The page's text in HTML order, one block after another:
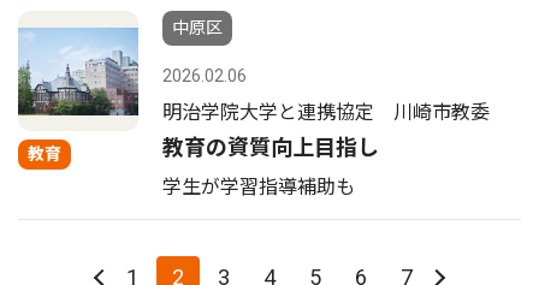
教育
中原区
2026.02.06
明治学院大学と連携協定 川崎市教委
教育の資質向上目指し
学生が学習指導補助も
1 2 3 4 5 6 7